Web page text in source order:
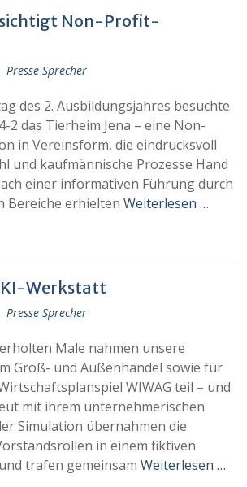
Non-Profit-
Presse Sprecher
des 2. Ausbildungsjahres besuchte
2 das Tierheim Jena – eine Non-
in Vereinsform, die eindrucksvoll
und kaufmännische Prozesse Hand
einer informativen Führung durch
Bereiche erhielten Weiterlesen …
Werkstatt
Presse Sprecher
Male nahmen unsere
Groß- und Außenhandel sowie für
WIWAG teil – und
mit ihrem unternehmerischen
Simulation übernahmen die
in einem fiktiven
trafen gemeinsam Weiterlesen …